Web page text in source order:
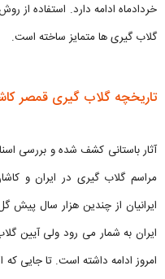
خردادماه ادامه دارد. استفاده از
گلاب گیری ها متمایز ساخته است.
تاریخچه گلاب گیری قمصر
آثار باستانی کشف شده و بررسی
مراسم گلاب گیری در ایران و
ایرانیان از چندین هزار سال پیش
ایران به شمار می رود ولی آیین
امروز ادامه داشته است. تا جایی